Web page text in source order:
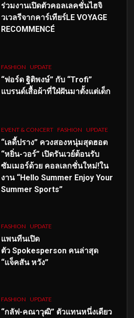
ร่วมงานเปิดตัวคอลเลคชั่นไฮจิ
วเวลรีจากคาร์เทียร์LE VOYAGE
RECOMMENCÉ
FASHION UPDATE
“ฟอร์ด ฐิติพงษ์” กับ “Trofi”
แบรนด์เสื้อผ้าที่ใฝ่ฝันมาตั้งแต่เด็ก
EVENT & CONCERT FASHION UPDATE
“เลดี้ปราง” ควงสองหนุ่มสุดฮอต
“หยิ่น-วอร์” เปิดรันเวย์ต้อนรับ
ซัมเมอร์ด้วย คอลเลกชั่นใหม่!ใน
งาน “Hello Summer Enjoy Your
Summer Sports”
FASHION UPDATE
แพนทีนเปิด
ตัว Spokesperson คนล่าสุด
“แจ็คสัน หวัง”
FASHION UPDATE
“กลัฟ-คณาวุฒิ” ตัวแทนหนึ่งเดียว